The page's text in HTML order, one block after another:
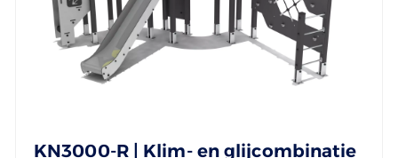
KN3000-R | Klim- en glijcombinatie